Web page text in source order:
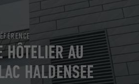
HÔTELIER AU
HALDENSEE